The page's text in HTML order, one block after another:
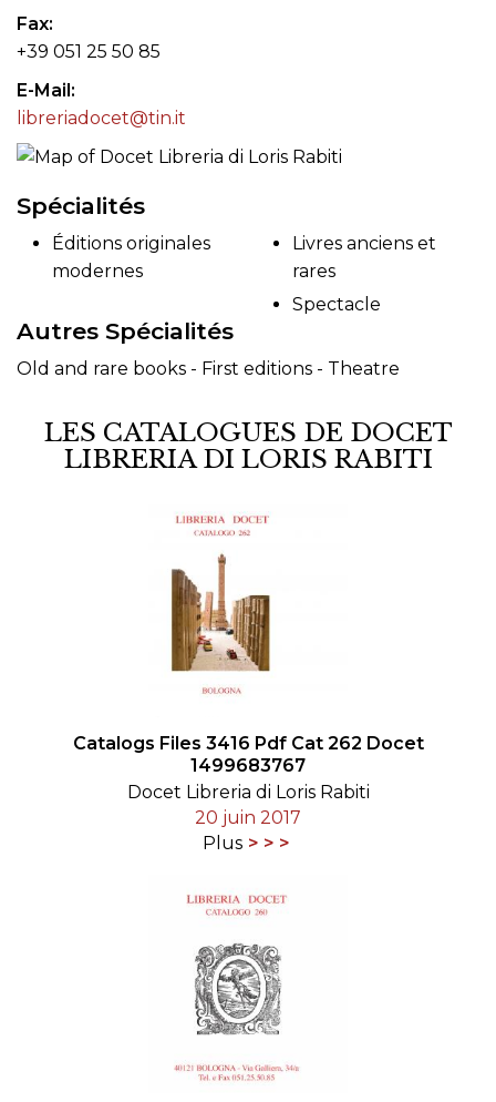
Fax
+39 051 25 50 85
E-Mail
libreriadocet@tin.it
Spécialités
Éditions originales
modernes
Livres anciens et
rares
Spectacle
Autres Spécialités
Old and rare books - First editions - Theatre
LES CATALOGUES DE DOCET
LIBRERIA DI LORIS RABITI
Catalogs Files 3416 Pdf Cat 262 Docet
1499683767
Docet Libreria di Loris Rabiti
20 juin 2017
Plus